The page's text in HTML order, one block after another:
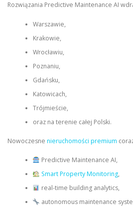
Rozwiązania Predictive Maintenance AI
Warszawie,
Krakowie,
Wrocławiu,
Poznaniu,
Gdańsku,
Katowicach,
Trójmieście,
oraz na terenie całej Polski.
Nowoczesne nieruchomości premium
Predictive Maintenance AI,
Smart Property Monitoring,
real-time building analytics,
autonomous maintenance